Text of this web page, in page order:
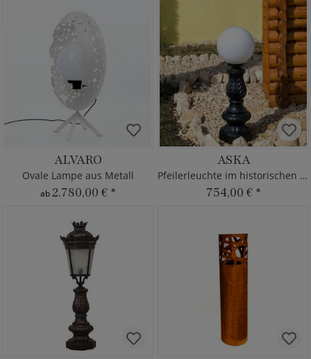
ALVARO
Ovale Lampe aus Metall
ab2.780,00 € *
ASKA
Pfeilerleuchte im historischen Stil
754,00 € *